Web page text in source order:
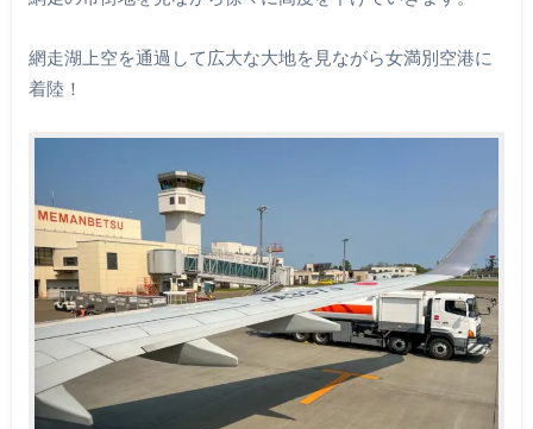
網走湖上空を通過して広大な大地を見ながら女満別空港に
着陸！